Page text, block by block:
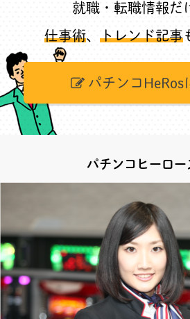
就職・転職情報だ
仕事術、 トレンド記事
パチンコHeRos
パチンコヒーロー